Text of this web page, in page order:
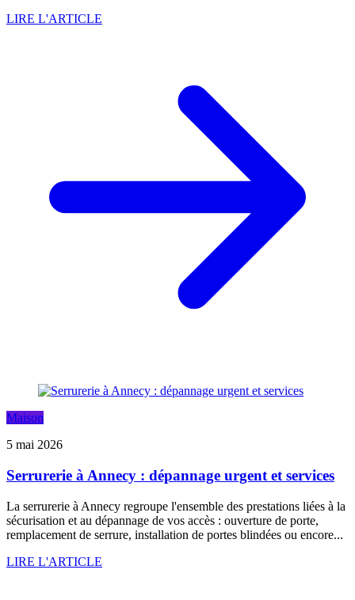
LIRE L'ARTICLE
Maison
5 mai 2026
Serrurerie à Annecy : dépannage urgent et services
La serrurerie à Annecy regroupe l'ensemble des prestations liées à la
sécurisation et au dépannage de vos accès : ouverture de porte,
remplacement de serrure, installation de portes blindées ou encore...
LIRE L'ARTICLE